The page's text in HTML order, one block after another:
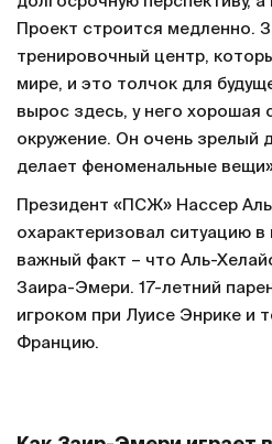
Проект строится медленно.
тренировочный центр,
мире, и это толчок для
вырос здесь, у него хорошая
окружение. Он очень зрелый
делает феноменальные
Президент «ПСЖ» Нассер
охарактеризовал ситуацию в
важный факт – что Аль-
Заира-Эмери. 17-летний
игроком при Луисе Энрике и
Францию.